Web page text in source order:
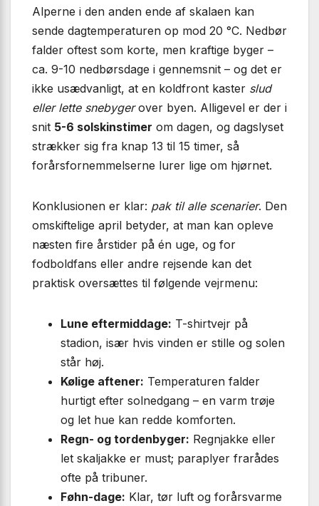
Alperne i den anden ende af skalaen kan
sende dagtemperaturen op mod 20 °C. Nedbør
falder oftest som korte, men kraftige byger –
ca. 9-10 nedbørsdage i gennemsnit – og det er
ikke usædvanligt, at en koldfront kaster slud
eller lette snebygerover byen. Alligevel er der i
snit 5-6 solskinstimer om dagen, og dagslyset
strækker sig fra knap 13 til 15 timer, så
forårsfornemmelserne lurer lige om hjørnet.
Konklusionen er klar: pak til alle scenarier. Den
omskiftelige april betyder, at man kan opleve
næsten fire årstider på én uge, og for
fodboldfans eller andre rejsende kan det
praktisk oversættes til følgende vejrmenu:
Lune eftermiddage: T-shirtvejr på
stadion, især hvis vinden er stille og solen
står høj.
Kølige aftener: Temperaturen falder
hurtigt efter solnedgang – en varm trøje
og let hue kan redde komforten.
Regn- og tordenbyger: Regnjakke eller
let skaljakke er must; paraplyer frarådes
ofte på tribuner.
Føhn-dage: Klar, tør luft og forårsvarme